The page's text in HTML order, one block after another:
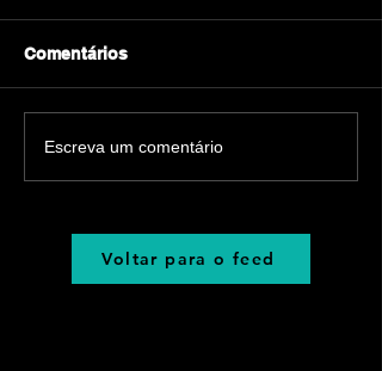
Comentários
Escreva um comentário
Voltar para o feed